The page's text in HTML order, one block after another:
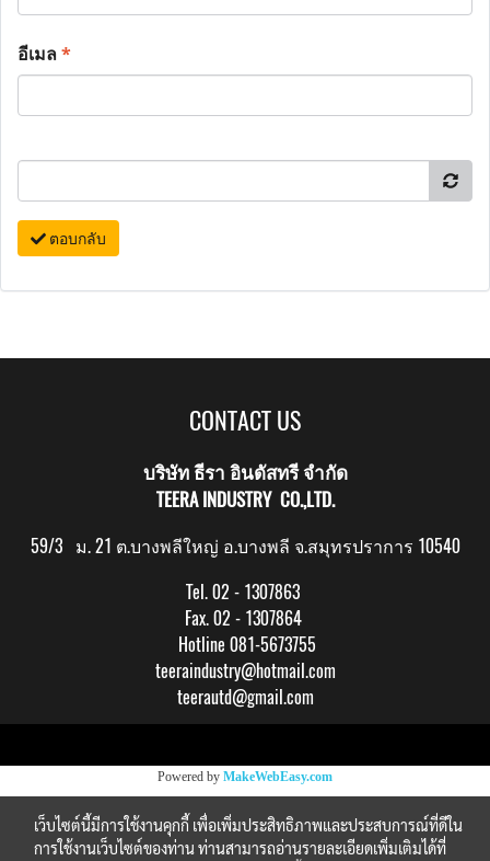
อีเมล*
ตอบกลับ
CONTACT US
บริษัท ธีรา อินดัสทรี จำกัด
TEERA INDUSTRY CO.,LTD.
59/3 ม. 21 ต.บางพลีใหญ่ อ.บางพลี จ.สมุทรปราการ 10540
Tel. 02 - 1307863
Fax. 02 - 1307864
Hotline 081-5673755
teeraindustry@hotmail.com
teerautd@gmail.com
Powered by MakeWebEasy.com
เว็บไซต์นี้มีการใช้งานคุกกี้ เพื่อเพิ่มประสิทธิภาพและประสบการณ์ที่ดีใน
การใช้งานเว็บไซต์ของท่าน ท่านสามารถอ่านรายละเอียดเพิ่มเติมได้ที่